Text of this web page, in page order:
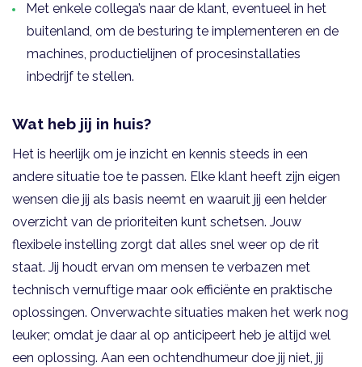
Met enkele collega’s naar de klant, eventueel in het
buitenland, om de besturing te implementeren en de
machines, productielijnen of procesinstallaties
inbedrijf te stellen.
Wat heb jij in huis?
Het is heerlijk om je inzicht en kennis steeds in een
andere situatie toe te passen. Elke klant heeft zijn eigen
wensen die jij als basis neemt en waaruit jij een helder
overzicht van de prioriteiten kunt schetsen. Jouw
flexibele instelling zorgt dat alles snel weer op de rit
staat. Jij houdt ervan om mensen te verbazen met
technisch vernuftige maar ook efficiënte en praktische
oplossingen. Onverwachte situaties maken het werk nog
leuker; omdat je daar al op anticipeert heb je altijd wel
een oplossing. Aan een ochtendhumeur doe jij niet, jij